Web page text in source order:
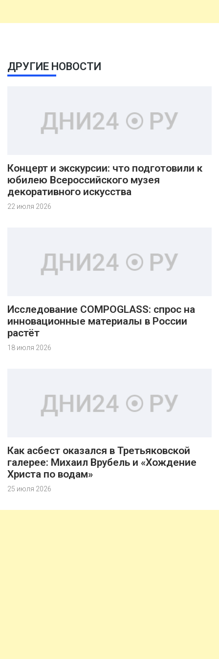
ДРУГИЕ НОВОСТИ
Концерт и экскурсии: что подготовили к
юбилею Всероссийского музея
декоративного искусства
22 июля 2026
Исследование COMPOGLASS: спрос на
инновационные материалы в России
растёт
18 июля 2026
Как асбест оказался в Третьяковской
галерее: Михаил Врубель и «Хождение
Христа по водам»
25 июля 2026